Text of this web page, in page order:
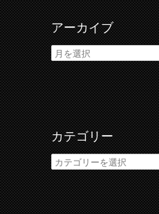
アーカイブ
ア
ー
カ
イ
ブ
カテゴリー
カ
テ
ゴ
リ
ー